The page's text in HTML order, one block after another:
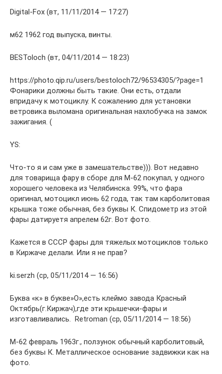
Digital-Fox (вт, 11/11/2014 — 17:27)
м62 1962 год выпуска, винты.
BESToloch (вт, 04/11/2014 — 18:23)
https://photo.qip.ru/users/bestoloch72/96534305/?page=1
Фонарики должны быть такие. Они есть, отдали
впридачу к мотоциклу. К сожалению для установки
ветровика выломана оригинальная нахлобучка на замок
зажигания. (
YS:
Что-то я и сам уже в замешательстве))). Вот недавно
для товарища фару в сборе для М-62 покупал, у одного
хорошего человека из Челябинска. 99%, что фара
оригинал, мотоцикл июнь 62 года, так там карболитовая
крышка тоже обычная, без буквы К. Спидометр из этой
фары датируетя апрелем 62г. Вот фото.
Кажется в СССР фары для тяжелых мотоциклов только
в Киржаче делали. Или я не прав?
ki.serzh (ср, 05/11/2014 — 16:56)
Буква «к» в букве»О»,есть клеймо завода Красный
Октябрь(г.Киржач),где эти крышечки-фары и
изготавливались. Retroman (ср, 05/11/2014 — 18:56)
М-62 февраль 1963г., ползунок обычный карболитовый,
без буквы К. Металлическое основание задвижки как на
фото.